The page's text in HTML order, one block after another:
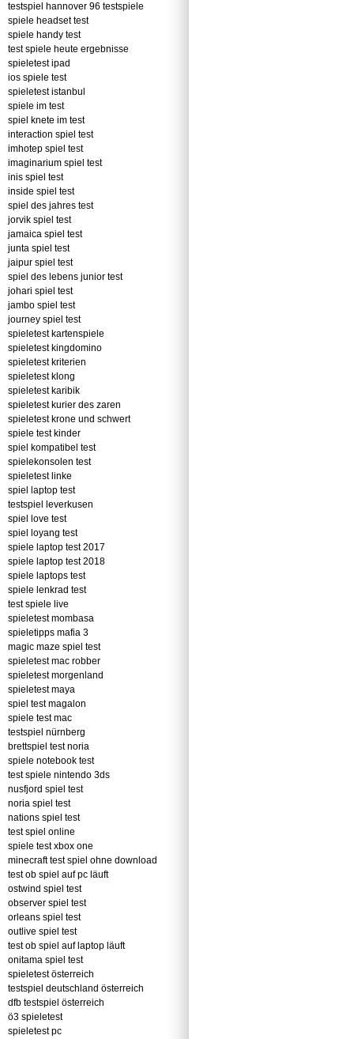
testspiel hannover 96 testspiele
spiele headset test
spiele handy test
test spiele heute ergebnisse
spieletest ipad
ios spiele test
spieletest istanbul
spiele im test
spiel knete im test
interaction spiel test
imhotep spiel test
imaginarium spiel test
inis spiel test
inside spiel test
spiel des jahres test
jorvik spiel test
jamaica spiel test
junta spiel test
jaipur spiel test
spiel des lebens junior test
johari spiel test
jambo spiel test
journey spiel test
spieletest kartenspiele
spieletest kingdomino
spieletest kriterien
spieletest klong
spieletest karibik
spieletest kurier des zaren
spieletest krone und schwert
spiele test kinder
spiel kompatibel test
spielekonsolen test
spieletest linke
spiel laptop test
testspiel leverkusen
spiel love test
spiel loyang test
spiele laptop test 2017
spiele laptop test 2018
spiele laptops test
spiele lenkrad test
test spiele live
spieletest mombasa
spieletipps mafia 3
magic maze spiel test
spieletest mac robber
spieletest morgenland
spieletest maya
spiel test magalon
spiele test mac
testspiel nürnberg
brettspiel test noria
spiele notebook test
test spiele nintendo 3ds
nusfjord spiel test
noria spiel test
nations spiel test
test spiel online
spiele test xbox one
minecraft test spiel ohne download
test ob spiel auf pc läuft
ostwind spiel test
observer spiel test
orleans spiel test
outlive spiel test
test ob spiel auf laptop läuft
onitama spiel test
spieletest österreich
testspiel deutschland österreich
dfb testspiel österreich
ö3 spieletest
spieletest pc